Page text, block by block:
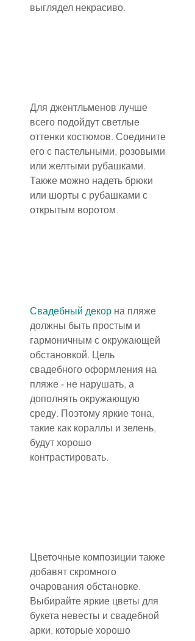
выглядел некрасиво.
Для джентльменов лучше
всего подойдут светлые
оттенки костюмов. Соедините
его с пастельными, розовыми
или желтыми рубашками.
Также можно надеть брюки
или шорты с рубашками с
открытым воротом.
Свадебный декор на пляже
должны быть простым и
гармоничным с окружающей
обстановкой. Цель
свадебного оформления на
пляже - не нарушать, а
дополнять окружающую
среду. Поэтому яркие тона,
такие как кораллы и зелень,
будут хорошо
контрастировать.
Цветочные композиции также
добавят скромного
очарования обстановке.
Выбирайте яркие цветы для
букета невесты и свадебной
арки, которые хорошо